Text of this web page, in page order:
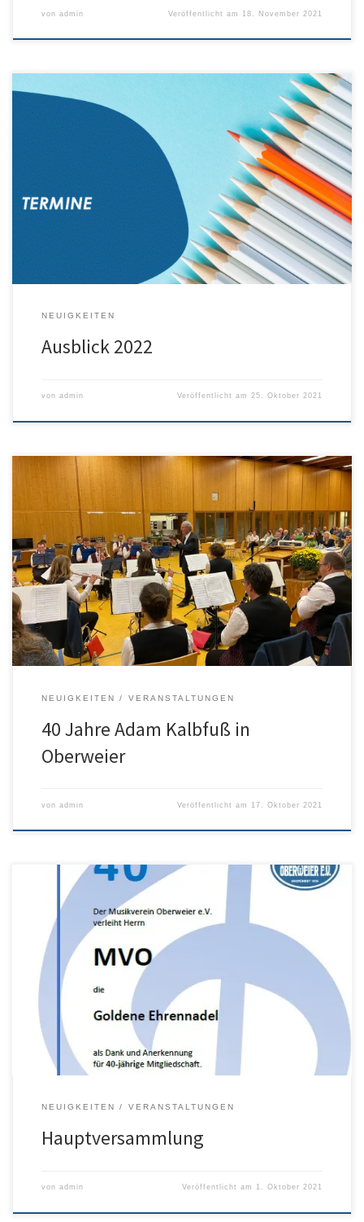
von admin Veröffentlicht am 18. November 2021
Noch wissen wir nicht, was im nächsten Jahr an Veranstaltungen
möglich sein wird. Aber ein wenig Hoffnung haben wir schon, dass
wir uns wieder sehen und Konzerte und Feste abhalten dürfen.
Entsprechend planen wir mal unter Vorbehalt unsere Termine für
2022: 02.04. – Frühjahrskonzert in der Sternenberghalle 02./03.07.
– Dorfhock […]
NEUIGKEITEN
Ausblick 2022
von admin Veröffentlicht am25. Oktober 2021
Am 15. Oktober hatten wir ein besonderes Jubiläum zu feiern: seit
40 Jahren ist Adam Kalbfuß unser Dirigent! In einer kleinen
Feierstunde blickten wir zurück auf die 4 Jahrzehnte und
bedankten uns bei ihm für seine Geduld und seine Bereitschaft,
uns in die Geheimnisse der Musik einzuführen. Im Rahmen der […]
NEUIGKEITEN VERANSTALTUNGEN
40 Jahre Adam Kalbfuß in
Oberweier
von admin Veröffentlicht am 17. Oktober 2021
Am Freitag, den 8. Oktober finden die Jahreshauptversammlungen
von Bläserjugend und Musikverein Oberweier statt. Los geht’s um
19:00 Uhr in der Waldmattenhalle. Es gelten die 3G-Regeln. Auf
der Tagesordnung steht auch die Integration der Jugendaktivitäten
in den Musikverein Oberweier. Außerdem werden verdiente
Mitglieder geehrt. Wir freuen uns auf Ihren Besuch!
NEUIGKEITEN VERANSTALTUNGEN
Hauptversammlung
von admin Veröffentlicht am 1. Oktober 2021